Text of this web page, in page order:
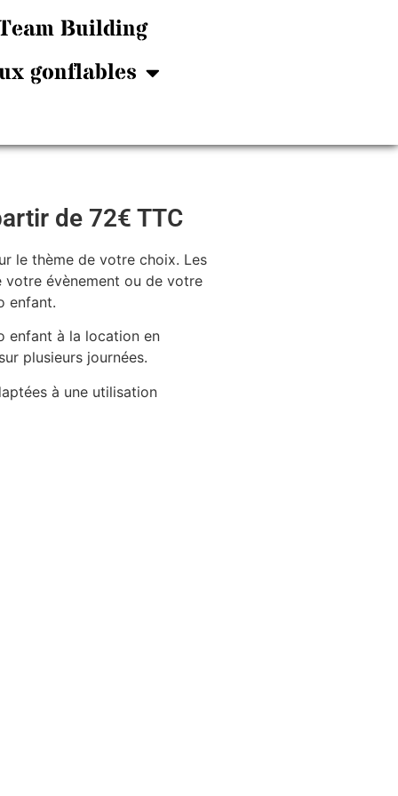
Building
gonflables
de 72€ TTC
le thème de votre choix. Les
votre évènement ou de votre
enfant.
enfant à la location en
plusieurs journées.
à une utilisation